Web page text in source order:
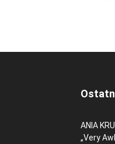
ANIA
„Very